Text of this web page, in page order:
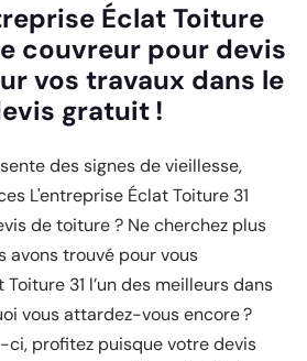
Éclat Toiture
couvreur pour devis
vos travaux dans le
gratuit !
des signes de vieillesse,
L'entreprise Éclat Toiture 31
de toiture ? Ne cherchez plus
avons trouvé pour vous
31 l’un des meilleurs dans
vous attardez-vous encore ?
ci, profitez puisque votre devis